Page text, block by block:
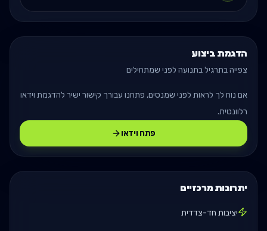
הדגמת ביצוע
צפייה בתרגיל בתנועה לפני שמתחילים
אם נוח לך לראות לפני שמנסים, פתחנו עבורך קישור ישיר להדגמת וידאו
רלוונטית.
פתח וידאו
יתרונות מרכזיים
יציבות חד-צדדית